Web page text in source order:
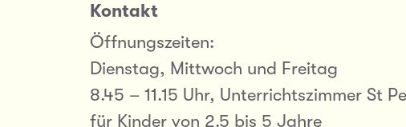
Kontakt
Öffnungszeiten:
Dienstag, Mittwoch und Freitag
8.45 – 11.15 Uhr, Unterrichtszimmer St
für Kinder von 2.5 bis 5 Jahre